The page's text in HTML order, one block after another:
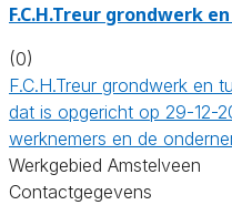
F.C.H.Treur grondwerk
(0)
F.C.H.Treur grondwerk en
dat is opgericht op 29-12-
werknemers en de
Werkgebied Amstelveen
Contactgegevens